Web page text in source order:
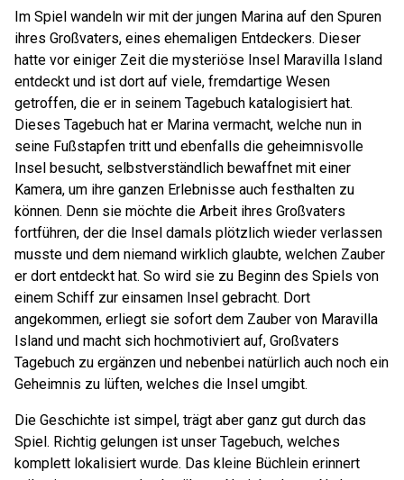
Im Spiel wandeln wir mit der jungen Marina auf den Spuren
ihres Großvaters, eines ehemaligen Entdeckers. Dieser
hatte vor einiger Zeit die mysteriöse Insel Maravilla Island
entdeckt und ist dort auf viele, fremdartige Wesen
getroffen, die er in seinem Tagebuch katalogisiert hat.
Dieses Tagebuch hat er Marina vermacht, welche nun in
seine Fußstapfen tritt und ebenfalls die geheimnisvolle
Insel besucht, selbstverständlich bewaffnet mit einer
Kamera, um ihre ganzen Erlebnisse auch festhalten zu
können. Denn sie möchte die Arbeit ihres Großvaters
fortführen, der die Insel damals plötzlich wieder verlassen
musste und dem niemand wirklich glaubte, welchen Zauber
er dort entdeckt hat. So wird sie zu Beginn des Spiels von
einem Schiff zur einsamen Insel gebracht. Dort
angekommen, erliegt sie sofort dem Zauber von Maravilla
Island und macht sich hochmotiviert auf, Großvaters
Tagebuch zu ergänzen und nebenbei natürlich auch noch ein
Geheimnis zu lüften, welches die Insel umgibt.
Die Geschichte ist simpel, trägt aber ganz gut durch das
Spiel. Richtig gelungen ist unser Tagebuch, welches
komplett lokalisiert wurde. Das kleine Büchlein erinnert